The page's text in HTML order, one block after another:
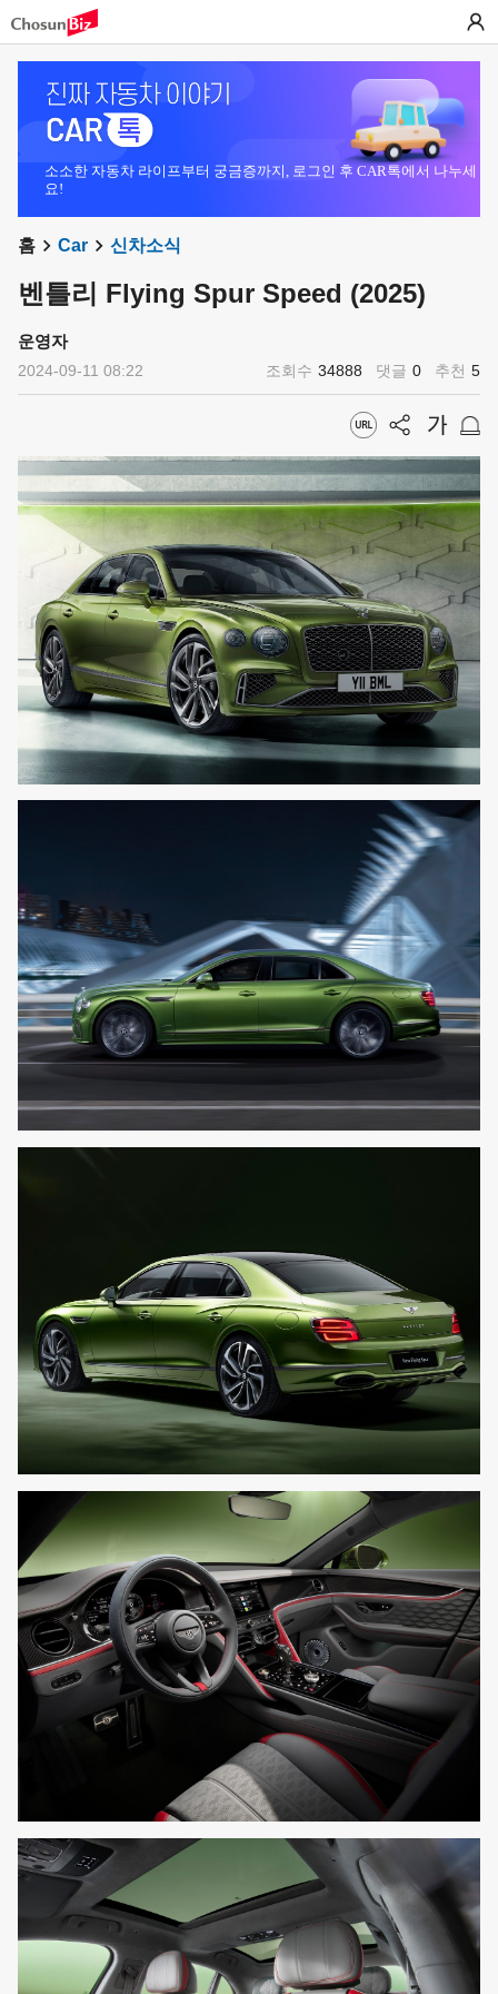
소소한 자동차 라이프부터 궁금증까지, 로그인 후 CAR톡에서 나누세
요!
홈 Car 신차소식
벤틀리 Flying Spur Speed (2025)
운영자
2024-09-11 08:22 조회수 34888 댓글 0 추천 5